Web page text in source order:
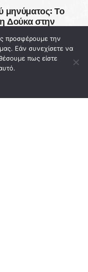
μηνύματος: Το
Δούκα στην
Πολιτική
στις
προσφέρουμε την
Εάν συνεχίσετε να
πως είστε